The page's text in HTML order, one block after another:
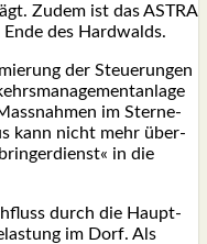
Zudem ist das ASTRA
des Hard­walds.
der Steue­run­gen
im Ster­ne­
kann nicht mehr über­
in die
durch die Haupt­
im Dorf. Als